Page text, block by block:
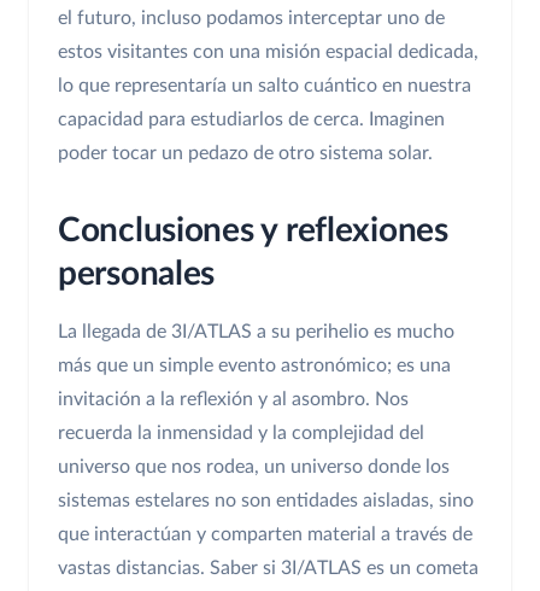
el futuro, incluso podamos interceptar uno de
estos visitantes con una misión espacial dedicada,
lo que representaría un salto cuántico en nuestra
capacidad para estudiarlos de cerca. Imaginen
poder tocar un pedazo de otro sistema solar.
Conclusiones y reflexiones
personales
La llegada de 3I/ATLAS a su perihelio es mucho
más que un simple evento astronómico; es una
invitación a la reflexión y al asombro. Nos
recuerda la inmensidad y la complejidad del
universo que nos rodea, un universo donde los
sistemas estelares no son entidades aisladas, sino
que interactúan y comparten material a través de
vastas distancias. Saber si 3I/ATLAS es un cometa